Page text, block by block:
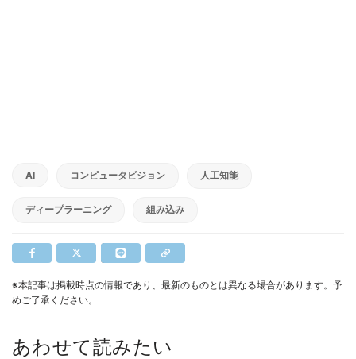
AI コンピュータビジョン 人工知能
ディープラーニング 組み込み
※本記事は掲載時点の情報であり、最新のものとは異なる場合があります。予
めご了承ください。
あわせて読みたい